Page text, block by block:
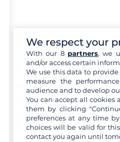
We respect your
With our 8 partners, we
and/or access certain
We use this data to
measure the
audience and to develop
You can accept all cookies
them by clicking
preferences at any time
choices will be valid for
contact you again until